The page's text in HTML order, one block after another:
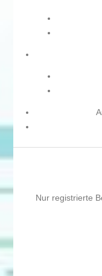
Nur registrierte